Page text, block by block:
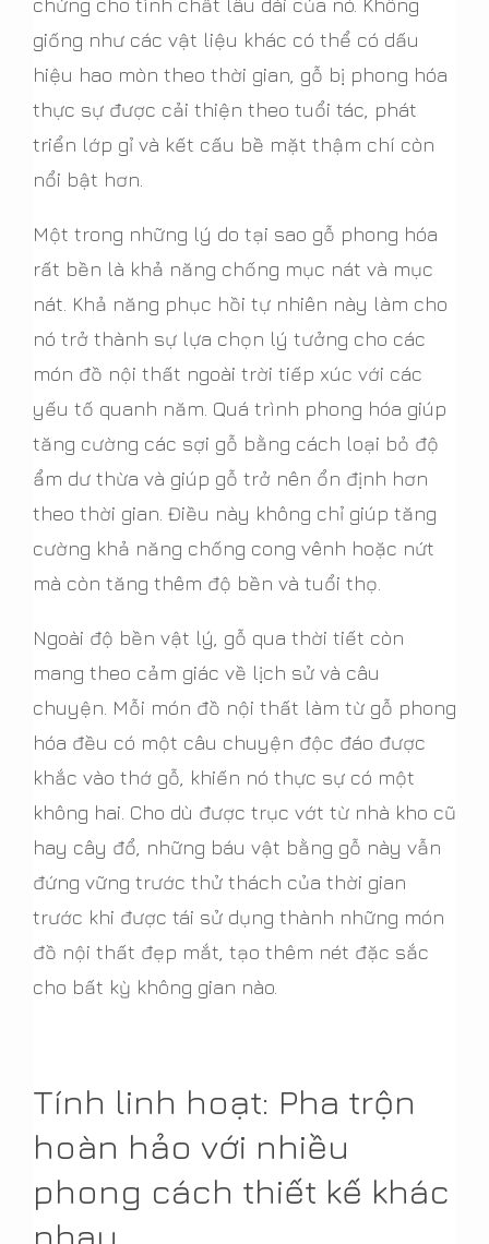
chứng cho tính chất lâu dài của nó. Không
giống như các vật liệu khác có thể có dấu
hiệu hao mòn theo thời gian, gỗ bị phong hóa
thực sự được cải thiện theo tuổi tác, phát
triển lớp gỉ và kết cấu bề mặt thậm chí còn
nổi bật hơn.
Một trong những lý do tại sao gỗ phong hóa
rất bền là khả năng chống mục nát và mục
nát. Khả năng phục hồi tự nhiên này làm cho
nó trở thành sự lựa chọn lý tưởng cho các
món đồ nội thất ngoài trời tiếp xúc với các
yếu tố quanh năm. Quá trình phong hóa giúp
tăng cường các sợi gỗ bằng cách loại bỏ độ
ẩm dư thừa và giúp gỗ trở nên ổn định hơn
theo thời gian. Điều này không chỉ giúp tăng
cường khả năng chống cong vênh hoặc nứt
mà còn tăng thêm độ bền và tuổi thọ.
Ngoài độ bền vật lý, gỗ qua thời tiết còn
mang theo cảm giác về lịch sử và câu
chuyện. Mỗi món đồ nội thất làm từ gỗ phong
hóa đều có một câu chuyện độc đáo được
khắc vào thớ gỗ, khiến nó thực sự có một
không hai. Cho dù được trục vớt từ nhà kho cũ
hay cây đổ, những báu vật bằng gỗ này vẫn
đứng vững trước thử thách của thời gian
trước khi được tái sử dụng thành những món
đồ nội thất đẹp mắt, tạo thêm nét đặc sắc
cho bất kỳ không gian nào.
Tính linh hoạt: Pha trộn
hoàn hảo với nhiều
phong cách thiết kế khác
nhau